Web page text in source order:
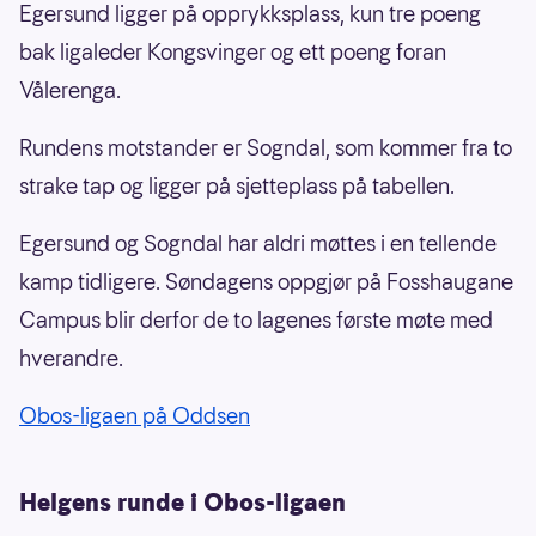
Egersund ligger på opprykksplass, kun tre poeng
bak ligaleder Kongsvinger og ett poeng foran
Vålerenga.
Rundens motstander er Sogndal, som kommer fra to
strake tap og ligger på sjetteplass på tabellen.
Egersund og Sogndal har aldri møttes i en tellende
kamp tidligere. Søndagens oppgjør på Fosshaugane
Campus blir derfor de to lagenes første møte med
hverandre.
Obos-ligaen på Oddsen
Helgens runde i Obos-ligaen